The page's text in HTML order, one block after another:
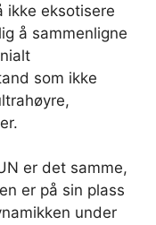
ikke eksotisere
å sammenligne
som ikke
er det samme,
er på sin plass
under